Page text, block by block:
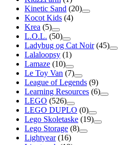
Kinetic Sand (20)
Kocot Kids (4)
Krea (5)
L.O.L. (50)
Ladybug og Cat Noir (45)
Lalaloopsy (1)
Lamaze (10)
Le Toy Van (7)
League of Legends (9)
Learning Resources (6)
LEGO (526)
LEGO DUPLO (0)
Lego Skoletaske (19)
Lego Storage (8)
Lightyear (16)